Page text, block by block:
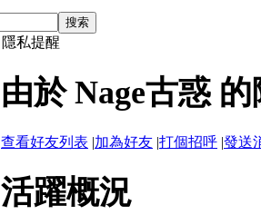
搜索
隱私提醒
由於 Nage古惑
查看好友列表 |加為好友 |打個招呼 |發送
活躍概況